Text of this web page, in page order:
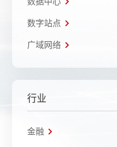
数字站点
广域网络
行业
金融